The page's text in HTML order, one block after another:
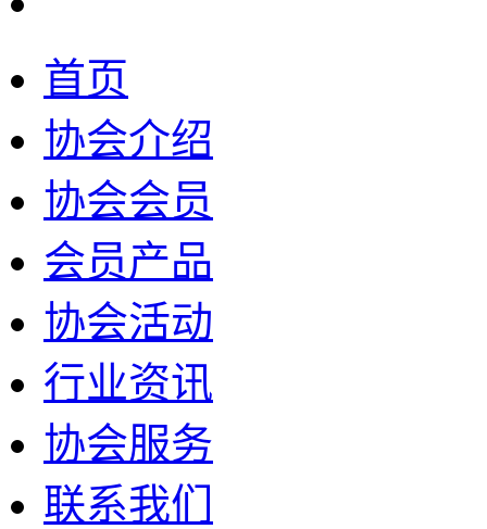
首页
协会介绍
协会会员
会员产品
协会活动
行业资讯
协会服务
联系我们